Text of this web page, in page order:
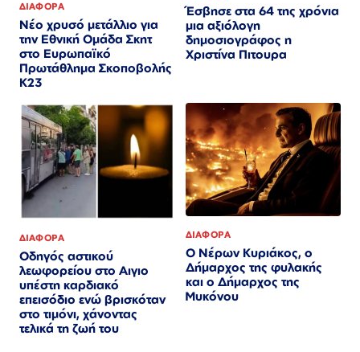
ΔΙΑΦΟΡΑ
Nέο χρυσό μετάλλιο για
την Εθνική Ομάδα Σκητ
στο Ευρωπαϊκό
Πρωτάθλημα Σκοποβολής
Κ23
Έσβησε στα 64 της χρόνια
μια αξιόλογη
δημοσιογράφος η
Χριστίνα Πιτουρα
ΔΙΑΦΟΡΑ
Οδηγός αστικού
λεωφορείου στο Αιγιο
υπέστη καρδιακό
επεισόδιο ενώ βρισκόταν
στο τιμόνι, χάνοντας
τελικά τη ζωή του
ΔΙΑΦΟΡΑ
Ο Νέρων Κυριάκος, o
Δήμαρχος της φυλακής
και ο Δήμαρχος της
Μυκόνου